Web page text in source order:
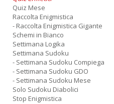
Quiz Mese
Raccolta Enigmistica
- Raccolta Enigmistica Gigante
Schemi in Bianco
Settimana Logika
Settimana Sudoku
- Settimana Sudoku Compiega
- Settimana Sudoku GDO
- Settimana Sudoku Mese
Solo Sudoku Diabolici
Stop Enigmistica